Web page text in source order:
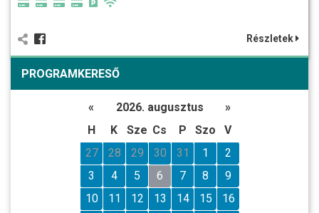
Részletek
PROGRAMKERESŐ
« 2026. augusztus
»
H
K Sze Cs P Szo
V
27
28 29 30 31 1
2
3
4 5 6 7 8
9
10
11 12 13 14 15
16